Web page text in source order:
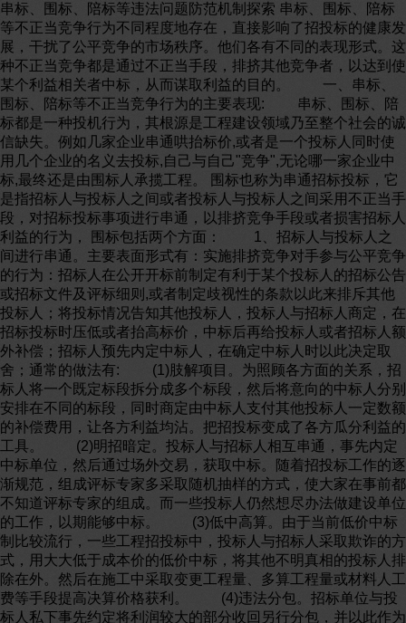
串标、围标、陪标等违法问题防范机制探索 串标、围标、陪标等不正当竞争行为不同程度地存在，直接影响了招投标的健康发展，干扰了公平竞争的市场秩序。他们各有不同的表现形式。这种不正当竞争都是通过不正当手段，排挤其他竞争者，以达到使某个利益相关者中标，从而谋取利益的目的。 一、串标、围标、陪标等不正当竞争行为的主要表现: 串标、围标、陪标都是一种投机行为，其根源是工程建设领域乃至整个社会的诚信缺失。例如几家企业串通哄抬标价,或者是一个投标人同时使用几个企业的名义去投标,自己与自己"竞争",无论哪一家企业中标,最终还是由围标人承揽工程。 围标也称为串通招标投标，它是指招标人与投标人之间或者投标人与投标人之间采用不正当手段，对招标投标事项进行串通，以排挤竞争手段或者损害招标人利益的行为， 围标包括两个方面： 1、招标人与投标人之间进行串通。主要表面形式有：实施排挤竞争对手参与公平竞争的行为：招标人在公开开标前制定有利于某个投标人的招标公告或招标文件及评标细则,或者制定歧视性的条款以此来排斥其他投标人；将投标情况告知其他投标人，投标人与招标人商定，在招标投标时压低或者抬高标价，中标后再给投标人或者招标人额外补偿；招标人预先内定中标人，在确定中标人时以此决定取舍；通常的做法有: (1)肢解项目。为照顾各方面的关系，招标人将一个既定标段拆分成多个标段，然后将意向的中标人分别安排在不同的标段，同时商定由中标人支付其他投标人一定数额的补偿费用，让各方利益均沾。把招投标变成了各方瓜分利益的工具。 (2)明招暗定。投标人与招标人相互串通，事先内定中标单位，然后通过场外交易，获取中标。随着招投标工作的逐渐规范，组成评标专家多采取随机抽样的方式，使大家在事前都不知道评标专家的组成。而一些投标人仍然想尽办法做建设单位的工作，以期能够中标。 (3)低中高算。由于当前低价中标制比较流行，一些工程招投标中，投标人与招标人采取欺诈的方式，用大大低于成本价的低价中标，将其他不明真相的投标人排除在外。然后在施工中采取变更工程量、多算工程量或材料人工费等手段提高决算价格获利。 (4)违法分包。招标单位与投标人私下事先约定将利润较大的部分收回另行分包，并以此作为投标的门槛。投标人为顺利中标，不得不同意招投单位的无理要求。一些有资质的投标人中标后，违法将工程转包给其他施工单位，从中牟利。而分包工程常常未经过正常的招投标程序，从而给违法犯罪活动大开方便之门。 2、投标人之间进行串通。主要表面形式有：投标人之间相互约定，一致抬高或者压低投标报价；投标人之间相互约定，在投标项目中轮流以高价或低价中标；先进行内部协调，内定中标人，然后再参加投标；投标人之间借资质投标、相互交叉陪标等多种形式，分别有资格审查前串标和资格审查后串标，隐蔽性很强，危害性较大。投标人之间进行串通主要表现形式在以下几个方面: (1)、非法挂靠。一些下属公司、挂靠公司、无资质的公司通过不正当手段疏通关系，然后挂靠大的施工单位获取资质后承揽工程业务。而一些有资质的施工单位为收取管理费或分得一定的工程量，以分包、联营、项目经营等方式将资质借与他人获利。如此形成了中标的大公司是有资质的、合格的。而真正施工的单位是不合格的，在施工管理、技术、人员和监督上都存在不足，就很难保证施工的质量、安全和进度。在招投标环节。这种情况通常有三种：第一种为没有资质的企业、组织或个人为获取中标资格所实施的资质借入行为；第二种为低资质的企业为获取中标资格所实施的借入高级别资质行为；第三种同等资质的企业为获取中标资格所实施的资质借入行为。 另一方面是在在施工环节，以中标企业的名义继续施工，这种情况比较复杂。在国家明令禁止转包和非法分包后，建筑市场的逐步完善，中标企业为了规避国家法律法规的市场监管往往以劳务合作的形式，允许其他企业、组织或个人以自己的名义在中标标段从事工程施工和项目经营，具有一定的隐蔽性和投机性，而且查处方面在法律法规和制度上存在一定缺陷。 (2)多头挂靠。一家施工单位挂靠数家有资质的施工企业参加投标，通过编制不同的投标方案围标，从而将其他投标人排挤出局。在有的工程招投标中，甚至所有的投标人均为一家挂靠，严重被坏了建设市场的公平竞争。 (3)故意废标。废标可能有多种原因，一是招标文件提出的要求太苛刻，技术参数要求太高，投标人方面达不到；二是投标人不想做该工程；三是给朋友陪标，多给朋友一个中标的机会，当然这个机会也不是白给的。 （4）共同围标。投标人互相配合，轮流中标，甚至出现一些只投标不想中标的所"投标经济人"。目前投标不中标的情况司空见惯，一些企业、组织或个人则利用这一特点，实施投机行为，给予或收受一定的利益租借资质，进行陪标、串标、围标。 二、产生这些现象的原因分析 工程招投标环节产生上述问题的原因是多方面的，表面上是违规操作、无序竞争，实质是利益驱动，根源在于体制不健全、市场不规范、管理监督不到位。归纳起来主要有以下几个方面的原因： 1、体制不健全，市场发育不完善。我国建筑市场的发展和形成较晚，市场机制的发育尚不完善，政府的行政行为较多较强，而行业协会的管理职能太弱,招标代理中介机构素质较差，远不能适应市场机制的要求。国家的大多数投资项目至今仍然沿袭着计划经济时期高度集中、高度垄断的"四位一体"（投资、建设、管理、使用）投资体制，招投标工作基本上也是实行"谁建设，谁负责"。有关部门负责人在建设项目里面，既是行政长官，又是企业领导，既是实施者，又是管理者，这种"四位一体"的运行机制极易诱发"腐败工程"。 2、当前招投标工作多为建设单位自行负责，由于缺乏专业水平和管理经验，再加上各单位又根据各自需要刻意规避、曲解招投标有关规定，致使招投标工作处于不规范状态。有的建设单位对投标人提出过高的资质要求，使得一些不符合资质要求的投标人不得不采用借用资质的办法参与投标。目前建设市场竞争激烈，部分施工单位在投标竞争中逐步处于劣势地位，靠出借资质、接受挂靠等方式来获取非法利益。在市场上出现少数所谓"投标经济人"，专门通过资质经营获取利益，形成了一个事实上的资质出让市场，自然而然形成围标、串标、陪标等不正当竞争行为。 3、建筑行业良莠不齐、竞争激烈。前些年，由于国家基本建设投资规模较大，拉动了建筑企业的迅猛发展，建筑企业遍地开花，而现在建筑市场僧多粥少，供求矛盾十分突出。特别是一些技术水平低、资质差的建筑企业，为了能与其他的好企业抗衡，更是直接采取金钱铺路、贿赂开道等手段承揽工程。那些质量高的建筑企业在靠正当竞争无法取胜的情况下，也不得不竞相仿效。于是技术竞争、质量竞争、信誉竞争就变成了贿赂竞争，工程招投标也变成了金钱招投标。 4、部分施工单位为了追求更大的经济利益，不顾自身实际，超能力承接工程，中标后以违法分包、转包工程。部分企业为了中标恶意压价抢标后，用大大低于成本价的低价中标，试图在项目实施阶段通过分包、转包收取管理费来转嫁风险，或者在施工中采取变更工程量、多算工程量或材料人工费等手段提高决算价格获利，从而达到实现最大赢利的目的。 5、招投标工作透明度不够。招投标工作总的要求是公开进行，但由于对一些具体的方法和程序目前缺还乏明确具体的规定，让不法分子有空子可专。一些单位和个人为了自己的利益，有意将本应公开的事项不公开，该严格把关的不严格把关，进行暗箱操作、私下交易。部分施工单位为了提高中标价格，在开标前串通形成价格联盟等形式，试图实现高价中标的企图。由于串标、围标一般较为隐蔽，无形中助长了少数投标人的嚣张气焰 6、监督不到位，"不良记录"清出市场制度尚未完全建立，对交易主体违规行为处罚力度不大。从业单位和人员信用评价体系不完善，对施工单位的市场管理还不够到位，对从业单位的业绩真实性、履约情况等还没有完备的管理体系和奖惩体系，对从业人员没有相应的评价体系，一些诚实守信的企业得不到奖励和表彰，一些从业单位和人员通过不诚信的手段获得了好处，没有受到相应处罚，使其一些不诚信违规行为的成本很低。 7、串标、围标、陪标这种投机行为之所以存在，整个社会诚信的缺失是其原因之一。由于大环境中的诚信问题，政府工程招标活动的不良、不法行为也就在所难免，串标、围标、陪标只是其一。作为围规行为另一方主体施工企业来说，内部管理落后，注重短期行为而不是长期效益，忽视诚信建设，加之对失信现象目前没有建立起有效的预防和惩戒体系，一些施工企业屡屡"闯红灯"也就不足为怪了。 8、招标方案存在漏洞，资质审查不严格，评标办法不能有效遏制串标等，都会导致围标串标的发生。如有些专业性较强的工程，投标人往往是一个系统的多家企业参加。他们虽然都是独立法人，但实际上由于行政体系问题彼此还存在某种关联，业务配合密切，人员相互熟悉。想要串标时，互相联系都十分方便。 三、目前针对串标、围标、陪标等不正当竞争行为的一些困惑 串标、围标、陪标等不法行为, 已经成为招投标管理工作中的新难点，它不仅扰乱了招投标市场的正常竞争秩序,而且还危害了中标后的履约和质量,极大的损害了招投标的整体形象,败坏了社会风气。但是目前针对串标、围标、陪标等不正当竞争行为的最大困惑就是认定困难。常见的串标是串标人通过借用数家投标人的名义投标，排斥其他投标人入围，无论哪家投标人中标，最终还是串标人中标。令管理部门机构无奈的是，许多时候只能从逻辑或表象上推测是围标串标，却无法有确凿证据进行认定。更可怕的是，串标、围标、陪标等不正当竞争行为的"形式"五花八门，"手段"越来越隐蔽，让人防不胜防。 常出现以下几种现象： 1、通过审查的多，投标的少。公告发布后，常有许多施工单位前来咨询，但报名或者申请资质审查的不多，有些施工单位资质审查通过了，且购买了招标文件，但却不投标；有的则在开标前退出。 2、投标文件雷同。投标文件多处雷同、施工方案如出一辙。目前的技术标大多从施工规范中照抄过来，只求面面具到，基本无针对性，但只要是经济标不相同，就无法认定串标。 3、故意制造无效投标或者废标。无效投标的发生有时并非投标人粗心所致，而是故意而为：或法人代表未签字，或投标文件份数不符，或报价漏项、重复计价等，只有一家或者少数几家作出了实质性响应。甚至多数投标人的技术参数和质量档次不是太高就是太低，只有其中一个符合招标人的实际需要。 从以上表现虽然可以推测其围标串标，但却拿不出证据证明，法律法规也没有认定标准。 四、我们针对串标、围标、陪标等不正当竞争行为所采取的对策 由于针对串标、围标、陪标等不正当竞争行为的认定困难，我们只能从制度上和招标的方式、方法上尽量严格规范招投标行为，尽量防范串标、围标、陪标行为： 1、提倡建设单位要带头诚信。进一步强化法制观念，依法严厉打击和惩治背信、失信者和腐败、不公正的制造者，维护政府诚信和社会公正，推动经济社会健康发展。在国家投资的项目中，项目法人应保证项目资金的及时到位，在招投标、合同谈判和合同履行中坚持公正公平的原则，做"两不拖欠"，切实履行自己的合同义务。 2、合理确定资格预审的资质标准和资格审查标准。各工程项目不得随意提高招标工程的投标申请人资质标准和业绩标准，只要符合资质允许承包工程范围和并具有相应业绩的，原则上应当允许投标。确需提高资质标准和业绩标准的，需报主管部门备案同意。资格预审的业绩、人员标准和企业的财务标准要按照招标工程的规模和技术特点合理确定，业绩标准原则上不得超过该招标合同工程规模。人员的职称、业绩标准以及企业财务要求应具有市场普遍性，符合多数潜在投标人的实际情况，不得具有明显的倾向性。通过资格预审的投标申请人数量不设上限，鼓励充分竞争，尽可能扩大竞争范围，减少串标、围标行为发生的可能性。增加透明度，引导均衡竞争。参与的供投标人多了，一旦有一个以上投标人不参与，串标就难以形成。 3、投标申报的主要人员非本单位人员的一律按资质挂靠处理。资格预审申请书中的项目经理、法人授权委托人等管理人员必须是本单位人员，必要时在招标公告中就明确资格预审或者开标时必须出具相关人员的已经交纳过费用的养老保险手册、经过劳动部门签证的劳动合同等材料，否则一律按资质挂靠投标处理，不得通过资格预审。 4、重大项目投标保证金一律采用投标人基本帐户转帐方式。投标保证金必须从投标人注册地基本帐户转入招标人指定帐户，采取其他方式交纳投标保证金的投标人，招标人一律不得接受其投标，更不得开标。退还投标保证金时，应当退回原转出帐户。严禁在投标保证金退还过程中将现金支付给其它单位或任何个人。 5、采用施工合同履约担保和工程款支付担保的形式，约束合同双方的行为。所有单项合同在100万以上的项目都必须强制办理合同履约担保和工程款支付担保，担保书原件由招标办收押并监督双方的合同执行情况，待工程结束工程款付清后担保才能释放。为防止在单一因素评标法中出现恶意压价抢标的行为，我们又出台了差额担保的实施办法，以防止低价中标后的合同履约风险。 6、严厉打击弃标、串标、围标行为。对于中标后弃标的施工企业，招标人要依法没收其投标保证金，并给予相应的处罚。建立相应的失信惩戒和守信奖励制度。对失信行为采取教育、行政及经济处罚、法律制裁等方式，加大失信者失信成本，使失信者得不偿失。同时，对诚信行为给予鼓励，对诚信单位和个人提供优惠政策和便利条件，使其获得诚信收益。例如建立 "不良记录"清出市场制度。对投标人出现围标、串标、陪标、违法分包、转包、虚报工程造价、偷工减料及行贿等行为的，一经发现，一律记录存档，并按规定通报给有关部门或向社会公布。 7、增加招投标工作的透明度。进一步公开办事制度，最大限度增加工作透明度，杜绝暗箱操作。交易中心通过现场公示、张贴布告、网上发布等形式将招标公告、招标文件、工程量清单及所有标底编制、评分细则等全部公开。评标区域则采用严格的封闭式并屏蔽手机信号，除评委和招标办直接责任人外，任何人不得进入。其他纪律监督人员、审计人员和建设单位等可以在监控室观察评标室内的人员言行，有效避免了其他人员可能的对评标施加影响，所有评标过程均自动录音录像，以备复查。 8、设置合理限价。招标单位如果需要设置最高限价，应在招标文件中载明，并依据有关计价办法，结合市场状况，合理确定。在投标截止日三天以前，报市招标办备案后，予以公布并由投标人审核并签字认可。投标人根据企业自身情况、市场价格信息、招标人提供的招标文件等进行自主投标报价。 9、采用资格后审和合理低价中标。资格后审可以使投标人不了解其他竞争对手的情况，无法进行串标。但采用资格后审必须事先充分考虑好招标公告和招标文件的要求，对建设单位和代理单位的要求较高。串标的核心是中标价，防止串标最直接办法应该是合理低价中标。合理低评标价法是国际惯例，效果也非常显著。它抓住了招标的本质，大大简化定标原则，节约了财政资金。合理低评标价法并不会因为价格优先的原则而使投标人忽视投标方案的设计，而恰恰由于是合理低价中标，投标人会在投标书上更下功夫，千方百计优化施工方案，从而达到低价中标、优质施工、实现合理利润的目的。 目前我市在绿化招标中全面采用资格后审和合理低价中标后效果非常显著，公告发出后从原来采用资格预审加抽签的办法时上百家投标人一下就减少到现在的十几家单位。 10、完善评标机制。为加强评标环节的管理，除了招标办依法制订评标的规范程序外，推行了电子智能评标系统的应用，减少评标过程中的评委人为的因素。目前我们采用计算机评标系统后，能对所有经济标中的每个清单项目进行横向或者纵向的比对和计算，从而找出偏差较大的清单项目供评委重点审查。严格加强对评标专家的培训、考核，评标专家库实现微机建档，根据实际需要和考核情况及时对评标专家进行更换或补充，切实保证评标专家独立、公正的履行职责，切实保证评标的公正、公平。 11、通过一定的新技术杜绝串标、围标、陪标等不正当竞争行为。今年我市开始在交易中心的所有招标项目进入计算机网络管理系统（常州市建设工程招投标监督管理系统），每一个项目从进入市场开始就处于招标办的全程监控之下。采用计算机网络管理系统与以前的人工管理相比，可实现以下几方面的功能： （1）建立了建设施工企业诚信档案库，将所有施工单位的基本情况、人员、工程和获奖业绩等内容经过审核入库，每个施工单位对自己的业绩自行维护和申报，待通过市招标办审核后认可。企业档案库内容向全社会公开，接受全社会的监督。资格审查时一律以企业库中的业绩为准，即杜绝了暗箱操作又防止了资格审查时人为因素的干扰。 （2）计算机网络管理系统与网络连接，是一个开放的平台。所有施工单位都可以通过网上报名的方式参与投标，无论是建设单位、施工单位还是代理单位都不知道报名的具体情况，从起点开始就堵死了串标、围标、陪标等不正当竞争行为的源头。 （3）建设单位、代理和招标办监督人员的操作全部通过网络进行，所有填报的表格在打印出来后就是招标的规范文本。由于系统能记录每个人的操作情况并可追溯，在提高了工作效率的同时又明确了责任，同时也使得整个招标的流程完全规范化。 此外，健全配套法规 ，加大监管力度 ，增强惩治力度，建立公示制度，提高违规成本等手段，也都是杜绝串标、围标、陪标等不正当竞争行为中应当认真研究的方面。 通过实践我们认识到，整治串标、围标、陪标等不正当竞争行为应该是一项涉及全社会的系统工程，它需要建设、施工、中介、监管等多方面的配合，决不仅靠在招标这一个环节就能解决的。必须在制度上和技术上都要采取积极有效的措施，形成全社会齐抓共管的局面，才能营造一个公开、公平、公正的市场环境。 不正当竞争行为的成因及法律规制 根据《中华人民共和国反不正当竞争法》，“不正当竞争”即指经营者违反该法规定，损害其他经营者的合法权益，扰乱社会经济秩序的行为。具体而言，是经营者在市场交易中，违反自愿、平等、公正、诚实信用和公认的商业道德，违反有关法律法规的规定，损害其他经营者的合法权益，扰乱社会经济秩序的行为。它包括经营者的欺骗性市场交易、商业贿赂、虚假广告、侵犯商业秘密、降价排挤、搭售、不正当有奖销售、抵毁商誉、串通投标、限购排挤、及行政机关滥用行政权力限制竞争等行为。不正当竞争行为作为一种特殊侵权行为具有自己的特征：一是不正当竞争行为的主体是经营者和在某种意义上行政机关。一般来说，只有市场竞争行为的主体，才能成为不正当竞争行为的主体。但近年来一些地方政府和部门利用行政手段限制市场竞争，考虑到这类行为对市场公平竞争的严重危害性，《反不正当竞争法》也将行政机关滥用行政权力限制市场竞争的行为纳入了其中。二是不正当竞争行为是损害其他经营者合法权益、扰乱社会经济秩序的行为。这种行为客观上侵犯了所有同业竞争对手的公平交易权利和正常竞争秩序，损害社会一般消费者乃至整个社会公共利益。一般民事侵权行为所侵害的对象是特定的，数量有限。三是不正当竞争行为主观方面强调行为人明知实施这种不正当竞争行为会损害其他竞争者或一般消费者乃至社会公共利益，而希望或放任这种结果的发生。而一般民事侵权行为既有故意，也有过失，有的还要承担无过错责任，如产品质量责任等。 二、不正当竞争行为的成因 不正当竞争行为从表面上看是由于产品供大于求，经营者为在竞争中获胜而采取的行为。事实上，不正当竞争行为的出现不仅与经营者有关，而且与市场、政府及相关体制有关。只有认真地分析了不正当竞争行为的出现的原因，才能找到有效的规制办法。 在我国现有的市场经济环境下，不正当竞争行为的成因主要有以下几点： （一）受经济利益的驱动，竞争行为短期化 由于受利益的内在驱动，不法竞争者就选择短期化竞争行为，为谋求短期利益而牺牲长远利益。对个体而言，从不正当竞争往往更容易获得利益。因此，获取最大利润的冲动是不正当竞争行为产生的内在根源。 （二）市场机制不健全、市场体系不完善 经济发展迅速，可是许多市场行为规则严重滞后，这就在客观上为许多不正当竞争行为提供了便利条件。市场作用的充分发挥，离不开完善的市场体系、合理的市场结构、通畅的市场机制。 （三）市场引力与市场容量的矛盾加剧 初期市场引力巨大，诱使过多经营企业进入，而当期市场容量狭小导致市场供需失衡，这是导致竞争混乱的根本原因之一。 （四）许多竞争者缺乏正确的竞争意识 一部分经营者没能随经济发展而相应地提高道德素质和遵纪守法的观念，急功近利的心理带来公平竞争意识的缺失、商业道德的沦丧，在行为上引发了一系列消极后果。 （五）企业竞争观念落后 由于长期以来的计划经济模式，我国的企业、特别是国有企业的竞争观念十分落后，加之目前产业结构失衡，为数众多的企业在同一行业、层次、时间和地区过度竞争，从而引发不正当竞争行为。运用市场竞争本无固定之规定，各种竞争手段都可以带来机会和利益，这就要求经营者学会根据自身的实际结合客观环境的变化，灵活、巧妙地综合运用多种竞争手段开展竞争。 （六）法律规定不完善 现行法律过于规定原则，还停留在一种“宣言”或“纲领”的层次上，未能准确地规定，缺乏可操作性。各种法律法规中一些重要概念含义不一致，缺乏系统性和统一性，造成了理解上的混乱和困难。立法本身的滞后性也导致一定时期内“法律缺位”。 （七）执法不公 执法不公使得不正当竞争在部分地区、行业愈演愈烈。执法不公后果严重。首先，它构成对守法主体的不公。执法过程一旦偏离了公平、公正的轨道，就无法实现甚至背离立法的宗旨，势必导致守法主体心理失衡，进而成其所信赖的价值标准的扭曲，最终使守法主体不得不演化为违法主体。其次，它在地区、部门之间人为地筑起不合理的法律屏障，对身处其中的不同竞争主体来说，就会成为不正当竞争的重要诱因。 三、不正当竞争行为法律规制的完善 不正当竞争行为形成的原因是多方面的，因此，应当全方位的进行法律规制，以建立健康、有序的市场竞争机制。 （一）加强立法 1、要提高《反不正当竞争法》的地位。我国《反不正当竞争法》是“为保障社会主义市场经济健康发展，鼓励和保护公平竞争，制止不正当竞争行为，保护经营者和消费者的合法权益”的法律。要真正实现立法宗旨，就要赋予其相应的地位。在我国，《反不正当竞争法》是一般性法律，其地位与其立法宗旨是极不相称的。因此必须把反不正当竞争提高到足够的高度，将其上升为基本法律。 2、应增强《反不正当竞争法》可操作性。我国反不正当竞争法采取的是列举式立法例，明文规定了11种不正当竞争行为。而市场交易中新的不正当竞争行为层出不穷，随着市场的不断开放，不正当竞争行为的范围还将不断扩展。因此，应重新界定不正当竞争行为的概念，在采用列举法列举不正当竞争行为的各种表现形式的同时，用概括法明确规定关于“其它不正当竞争行为”的兜底条款，扩大其适用的范围，增强该法对市场竞争秩序的调控力度。 3、要进一步细化《反不正当竞争法》的规定。针对现有规定笼统化、原则化的特征，通过拓宽概念范围，使用更加科学化的表述，明确内涵和外延的方法，便于执法部门有一个切实可行的执法尺度，以便及时、准确、有力地制止不正当竞争行为，增强法律的确定性，避免不必要的偏差，避免因原则性与灵活性相冲突而产生的法律漏洞。 4、健全竞争法律体系。每一部法律都是国家整个法律体系中的有机组成部分，必然与相关联的其他法律间有密切的联系。《反不正当竞争法》与其他许多法律，特别是与以市场经济活动为其全部或一部分调整对象的法律之间，如《民法通则》、《商标法》、《专利法》、《产品质量法》、《消费者权益保护法》存在着密切的联系。由于各部法律立法有先后，目的有差异，相互之间难免产生矛盾，造成法律规制的中空地带。在完善我国反不正当竞争法律体系时，要注意法与法之间的相互补充、协调配套，形成以《反不正当竞争法》为龙头，《金融法》、《价格法》、《消费者权益保护法》等法律法规相配套，内容全面、结构严谨缜密的法律体系，综合发挥法律的调节作用，实现法律的整体效应。 （二）加大执法力度 加大对不正当竞